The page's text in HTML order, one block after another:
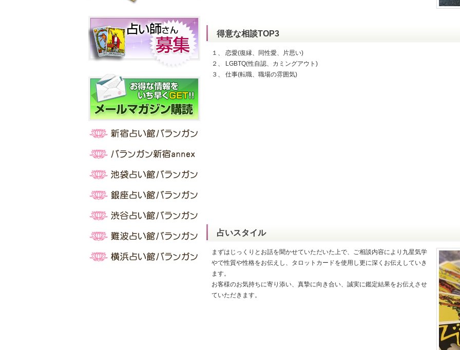
得意な相談TOP3
１、 恋愛(復縁、同性愛、片思い)
２、 LGBTQ(性自認、カミングアウト)
３、 仕事(転職、職場の雰囲気)
占いスタイル
まずはじっくりとお話を聞かせていただいた上で、ご相談内容により九星気学
やで性質や性格をお伝えし、タロットカードを使用し更に深くお伝えしていき
ます。
お客様のお気持ちに寄り添い、真摯に向き合い、誠実に鑑定結果をお伝えさせ
ていただきます。